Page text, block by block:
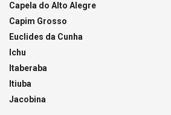
Capela do Alto Alegre
Capim Grosso
Euclides da Cunha
Ichu
Itaberaba
Itiuba
Jacobina